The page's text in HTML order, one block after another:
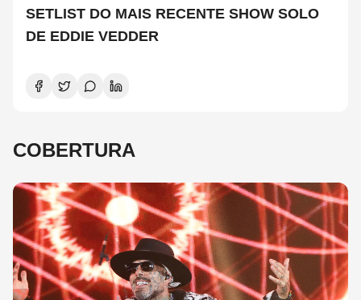
SETLIST DO MAIS RECENTE SHOW SOLO
DE EDDIE VEDDER
COBERTURA